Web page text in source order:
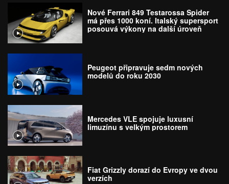
Nové Ferrari 849 Testarossa Spider
má přes 1000 koní. Italský supersport
posouvá výkony na další úroveň
Peugeot připravuje sedm nových
modelů do roku 2030
Mercedes VLE spojuje luxusní
limuzínu s velkým prostorem
Fiat Grizzly dorazí do Evropy ve dvou
verzích